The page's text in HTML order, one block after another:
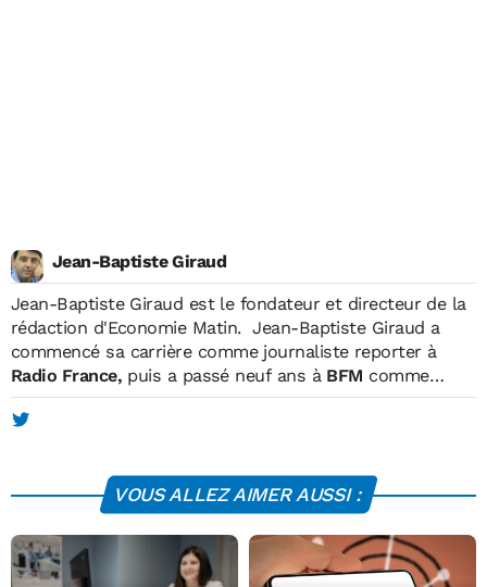
Jean-Baptiste Giraud
Jean-Baptiste Giraud est le fondateur et directeur de la
rédaction d'Economie Matin. Jean-Baptiste Giraud a
commencé sa carrière comme journaliste reporter à
Radio France,puis a passé neuf ans à BFM comme
reporter, matinalier, chroniqueur et intervieweur. En
parallèle, il était également journaliste pour
diffusés en prime-time.En 2004, il fonde Economie
Matin, qui devient le premier hebdomadaire économique
français. Celui-ci atteint une diffusion de 600.000
exemplaires (OJD) en juin 2006. Un fonds economique
espagnol prendra le contrôle de l'hebdomadaire en 2007.
VOUS ALLEZ AIMER AUSSI :